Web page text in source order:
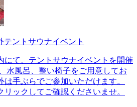
テントサウナイベント
にて、テントサウナイベントを開催
水風呂、整い椅子をご用意してお
は手ぶらでご参加いただけます。
ックしてご確認くださいませ。